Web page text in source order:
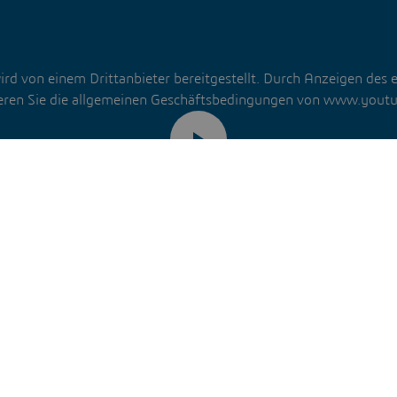
von einem Drittanbieter bereitgestellt. Durch Anzeigen des
Sie die allgemeinen Geschäftsbedingungen von